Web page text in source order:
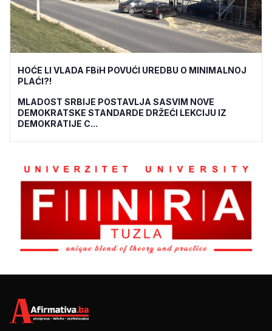
HOĆE LI VLADA FBiH POVUĆI UREDBU O MINIMALNOJ
PLAĆI?!
MLADOST SRBIJE POSTAVLJA SASVIM NOVE
DEMOKRATSKE STANDARDE DRŽEĆI LEKCIJU IZ
DEMOKRATIJE C...